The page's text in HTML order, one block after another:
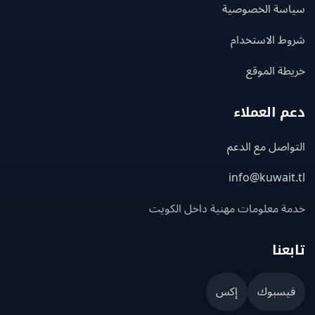
الخصوصية
الاستخدام
الموقع
العملاء
مع الدعم
معلومات مهنية داخل الكويت
إكس